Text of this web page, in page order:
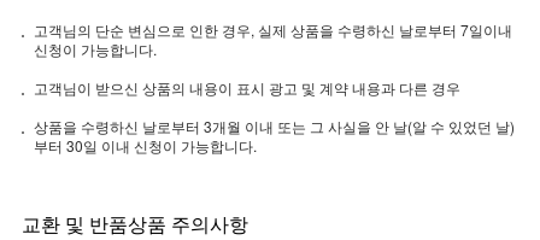
고객님의 단순 변심으로 인한 경우, 실제 상품을 수령하신 날로부터 7일이내
신청이 가능합니다.
고객님이 받으신 상품의 내용이 표시 광고 및 계약 내용과 다른 경우
상품을 수령하신 날로부터 3개월 이내 또는 그 사실을 안 날(알 수 있었던 날)
부터 30일 이내 신청이 가능합니다.
교환 및 반품상품 주의사항